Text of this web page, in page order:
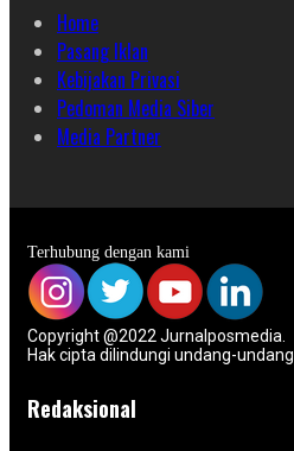
Home
Pasang Iklan
Kebijakan Privasi
Pedoman Media Siber
Media Partner
Terhubung dengan kami
Copyright @2022 Jurnalposmedia.
Hak cipta dilindungi undang-undang
Redaksional